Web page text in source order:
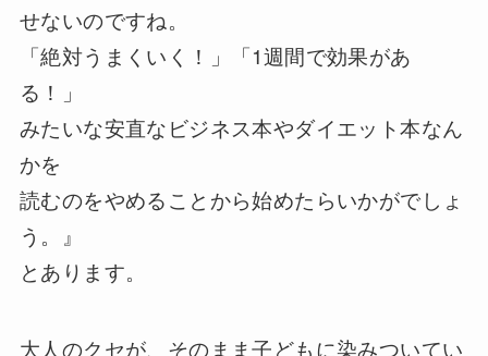
せないのですね。
「絶対うまくいく！」「1週間で効果があ
る！」
みたいな安直なビジネス本やダイエット本なん
かを
読むのをやめることから始めたらいかがでしょ
う。』
とあります。
大人のクセが、そのまま子どもに染みついてい